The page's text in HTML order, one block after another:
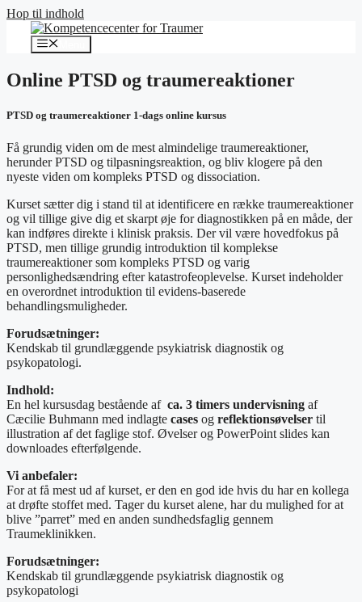
Hop til indhold
Online PTSD og traumereaktioner
PTSD og traumereaktioner 1-dags online kursus
Få grundig viden om de mest almindelige traumereaktioner,
herunder PTSD og tilpasningsreaktion, og bliv klogere på den
nyeste viden om kompleks PTSD og dissociation.
Kurset sætter dig i stand til at identificere en række traumereaktioner
og vil tillige give dig et skarpt øje for diagnostikken på en måde, der
kan indføres direkte i klinisk praksis. Der vil være hovedfokus på
PTSD, men tillige grundig introduktion til komplekse
traumereaktioner som kompleks PTSD og varig
personlighedsændring efter katastrofeoplevelse. Kurset indeholder
en overordnet introduktion til evidens-baserede
behandlingsmuligheder.
Forudsætninger:
Kendskab til grundlæggende psykiatrisk diagnostik og
psykopatologi.
Indhold:
En hel kursusdag bestående af ca. 3 timers undervisning af
Cæcilie Buhmann med indlagte cases og reflektionsøvelser til
illustration af det faglige stof. Øvelser og PowerPoint slides kan
downloades efterfølgende.
Vi anbefaler:
For at få mest ud af kurset, er den en god ide hvis du har en kollega
at drøfte stoffet med. Tager du kurset alene, har du mulighed for at
blive ”parret” med en anden sundhedsfaglig gennem
Traumeklinikken.
Forudsætninger:
Kendskab til grundlæggende psykiatrisk diagnostik og
psykopatologi